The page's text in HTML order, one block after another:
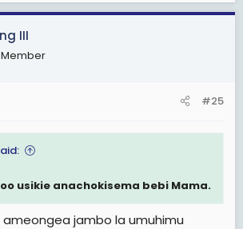
III
#25
usikie anachokisema bebi Mama.
ameongea jambo la umuhimu